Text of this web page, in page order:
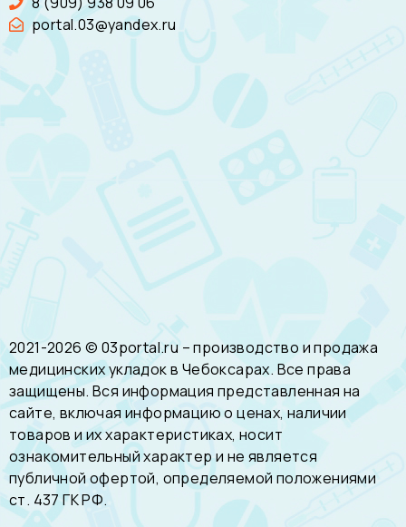
portal.03@yandex.ru
2021-2026 © 03portal.ru – производство и продажа
медицинских укладок в Чебоксарах. Все права
защищены. Вся информация представленная на
сайте, включая информацию о ценах, наличии
товаров и их характеристиках, носит
ознакомительный характер и не является
публичной офертой, определяемой положениями
ст. 437 ГК РФ.